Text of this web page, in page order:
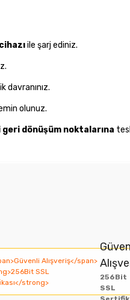
ile şarj ediniz.
davranınız.
olunuz.
dönüşüm noktalarına
256Bit
SSL